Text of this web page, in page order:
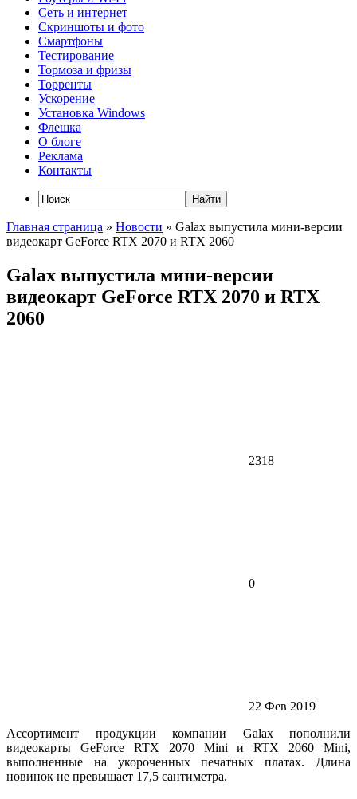
Сеть и интернет
Скриншоты и фото
Смартфоны
Тестирование
Тормоза и фризы
Торренты
Ускорение
Установка Windows
Флешка
О блоге
Реклама
Контакты
Главная страница » Новости » Galax выпустила мини-версии
видеокарт GeForce RTX 2070 и RTX 2060
Galax выпустила мини-версии
видеокарт GeForce RTX 2070 и RTX
2060
2318
0
22 Фев 2019
Ассортимент продукции компании Galax пополнили
видеокарты GeForce RTX 2070 Mini и RTX 2060 Mini,
выполненные на укороченных печатных платах. Длина
новинок не превышает 17,5 сантиметра.